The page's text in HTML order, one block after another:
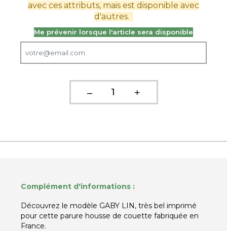
avec ces attributs, mais est disponible avec
d'autres.
Me prévenir lorsque l'article sera disponible
Complément d'informations :
Découvrez le modèle GABY LIN, très bel imprimé
pour cette parure housse de couette fabriquée en
France.